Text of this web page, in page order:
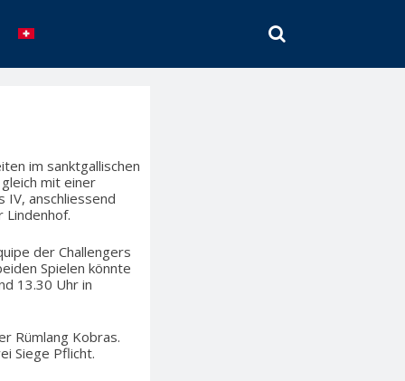
SEARCH
im sanktgallischen
mit einer
IV, anschliessend
der Challengers
Spielen könnte
13.30 Uhr in
Rümlang Kobras.
Siege Pflicht.